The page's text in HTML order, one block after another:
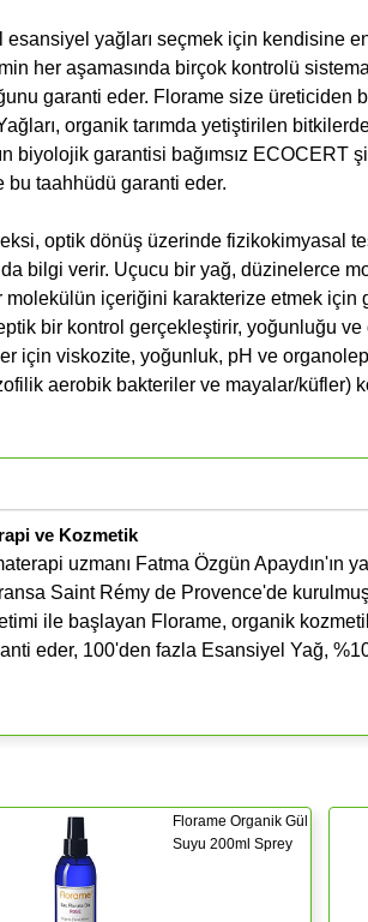
yağları seçmek için kendisine
her aşamasında birçok kontrolü
garanti eder. Florame size üreticiden
organik tarımda yetiştirilen
biyolojik garantisi bağımsız ECOCERT
bu taahhüdü garanti eder.
optik dönüş üzerinde fizikokimyasal
bilgi verir. Uçucu bir yağ, düzinelerce
içeriğini karakterize etmek için
bir kontrol gerçekleştirir, yoğunluğu ve
için viskozite, yoğunluk, pH ve
aerobik bakteriler ve mayalar/küfler)
ve Kozmetik
uzmanı Fatma Özgün Apaydın'ın
Saint Rémy de Provence'de
ile başlayan Florame, organik
eder, 100'den fazla Esansiyel Yağ,
Florame Organik Gül
Suyu 200ml Sprey